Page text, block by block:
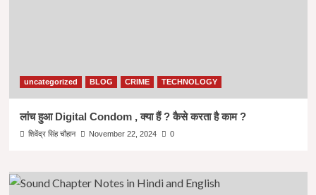
uncategorized BLOG CRIME TECHNOLOGY
लांच हुआ Digital Condom , क्या हैं ? कैसे करता है काम ?
शिवेंद्र सिंह चौहान November 22, 2024 0